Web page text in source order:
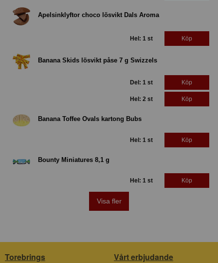
Apelsinklyftor choco lösvikt Dals Aroma
Hel: 1 st Köp
Banana Skids lösvikt påse 7 g Swizzels
Del: 1 st Köp
Hel: 2 st Köp
Banana Toffee Ovals kartong Bubs
Hel: 1 st Köp
Bounty Miniatures 8,1 g
Hel: 1 st Köp
Visa fler
Torebrings Vårt erbjudande